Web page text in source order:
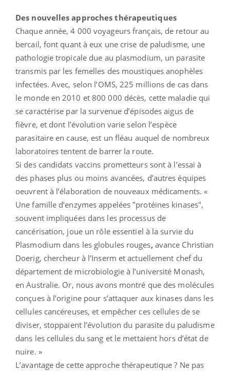
Des nouvelles approches thérapeutiques
Chaque année, 4 000 voyageurs français, de retour au
bercail, font quant à eux une crise de paludisme, une
pathologie tropicale due au plasmodium, un parasite
transmis par les femelles des moustiques anophèles
infectées. Avec, selon l’OMS, 225 millions de cas dans
le monde en 2010 et 800 000 décès, cette maladie qui
se caractérise par la survenue d’épisodes aigus de
fièvre, et dont l’évolution varie selon l’espèce
parasitaire en cause, est un fléau auquel de nombreux
laboratoires tentent de barrer la route.
Si des candidats vaccins prometteurs sont à l’essai à
des phases plus ou moins avancées, d’autres équipes
oeuvrent à l’élaboration de nouveaux médicaments. «
Une famille d’enzymes appelées "protéines kinases",
souvent impliquées dans les processus de
cancérisation, joue un rôle essentiel à la survie du
Plasmodium dans les globules rouges, avance Christian
Doerig, chercheur à l’Inserm et actuellement chef du
département de microbiologie à l’université Monash,
en Australie. Or, nous avons montré que des molécules
conçues à l’origine pour s’attaquer aux kinases dans les
cellules cancéreuses, et empêcher ces cellules de se
diviser, stoppaient l’évolution du parasite du paludisme
dans les cellules du sang et le mettaient hors d’état de
nuire. »
L’avantage de cette approche thérapeutique ? Ne pas